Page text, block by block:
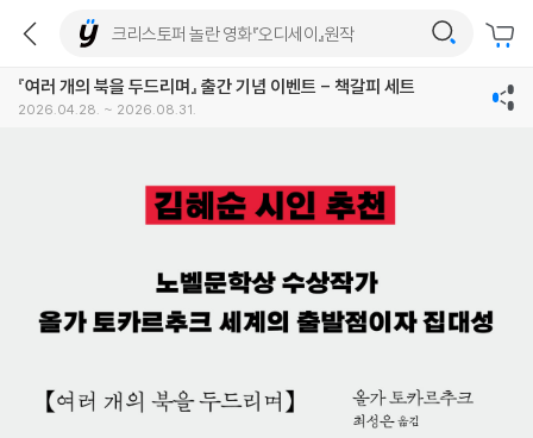
『여러 개의 북을 두드리며』 출간 기념 이벤트 - 책갈피 세트
2026.04.28. ~ 2026.08.31.